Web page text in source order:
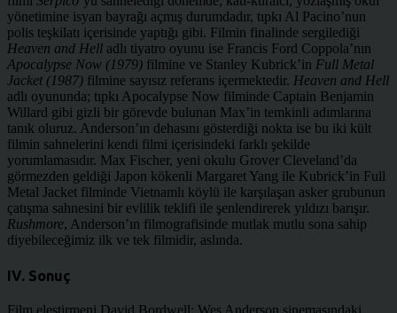
yönetimine isyan bayrağı açmış durumdadır, tıpkı Al Pacino’nun
polis teşkilatı içerisinde yaptığı gibi. Filmin finalinde sergilediği
Heaven and Hell adlı tiyatro oyunu ise Francis Ford Coppola’nın
Apocalypse Now (1979) filmine ve Stanley Kubrick’in Full Metal
Jacket (1987) filmine sayısız referans içermektedir. Heaven and Hell
adlı oyununda; tıpkı Apocalypse Now filminde Captain Benjamin
Willard gibi gizli bir görevde bulunan Max’in temkinli adımlarına
tanık oluruz. Anderson’ın dehasını gösterdiği nokta ise bu iki kült
filmin sahnelerini kendi filmi içerisindeki farklı şekilde
yorumlamasıdır. Max Fischer, yeni okulu Grover Cleveland’da
görmezden geldiği Japon kökenli Margaret Yang ile Kubrick’in Full
Metal Jacket filminde Vietnamlı köylü ile karşılaşan asker grubunun
çatışma sahnesini bir evlilik teklifi ile şenlendirerek yıldızı barışır.
Rushmore, Anderson’ın filmografisinde mutlak mutlu sona sahip
diyebileceğimiz ilk ve tek filmidir, aslında.
IV. Sonuç
Film eleştirmeni David Bordwell; Wes Anderson sinemasındaki